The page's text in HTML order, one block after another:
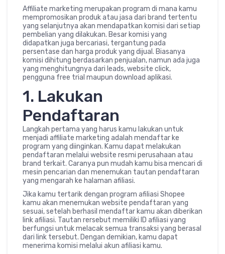
Affiliate marketing merupakan program di mana kamu
mempromosikan produk atau jasa dari brand tertentu
yang selanjutnya akan mendapatkan komisi dari setiap
pembelian yang dilakukan. Besar komisi yang
didapatkan juga bercariasi, tergantung pada
persentase dan harga produk yang dijual. Biasanya
komisi dihitung berdasarkan penjualan, namun ada juga
yang menghitungnya dari leads, website click,
pengguna free trial maupun download aplikasi.
1. Lakukan
Pendaftaran
Langkah pertama yang harus kamu lakukan untuk
menjadi affiliate marketing adalah mendaftar ke
program yang diinginkan. Kamu dapat melakukan
pendaftaran melalui website resmi perusahaan atau
brand terkait. Caranya pun mudah kamu bisa mencari di
mesin pencarian dan menemukan tautan pendaftaran
yang mengarah ke halaman afiliasi.
Jika kamu tertarik dengan program afiliasi Shopee
kamu akan menemukan website pendaftaran yang
sesuai, setelah berhasil mendaftar kamu akan diberikan
link afiliasi. Tautan rersebut memiliki ID afiliasi yang
berfungsi untuk melacak semua transaksi yang berasal
dari link tersebut. Dengan demikian, kamu dapat
menerima komisi melalui akun afiliasi kamu.